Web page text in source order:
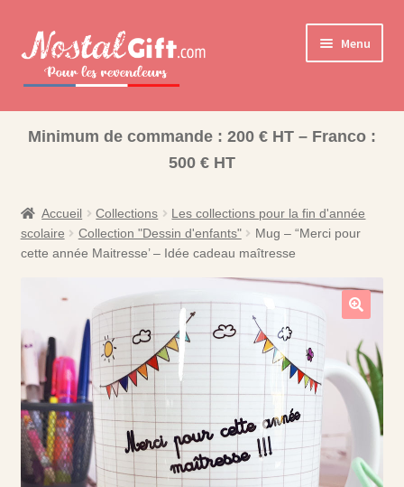
Aller
à
Aller
au
contenu
Menu
Ouvrir
enfant
Bisounours
Minimum de commande : 200 € HT – Franco :
500 € HT
Accueil Collections
Les collections pour la fin d'année
scolaire
Collection "Dessin d'enfants"
Mug – “Merci pour
cette année Maitresse’ – Idée cadeau maîtresse